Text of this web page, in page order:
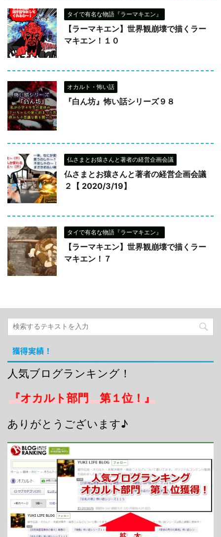
タイで有名な物語『ラーマキエン』
【ラーマキエン】世界観崩壊で描くラー
マキエン！１０
オカルト・怖い話
『白ん坊』怖い話シリーズ９８
仏さまとお猿さんと著者の経営企画会議
仏さまとお猿さんと著者の経営企画会議
２【 2020/3/19】
タイで有名な物語『ラーマキエン』
【ラーマキエン】世界観崩壊で描くラー
マキエン！７
獲得実績！
人気ブログランキング！
『オカルト部門 第１位！』
ありがとうございます♪